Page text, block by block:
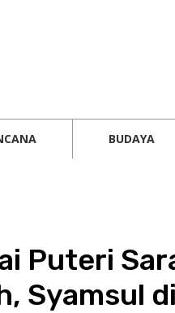
BUDAYA
Puteri
Syamsul